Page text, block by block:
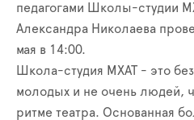
педагогами Школы-студии
Александра Николаева
мая в 14:00.
Школа-студия МХАТ - это
молодых и не очень людей,
ритме театра. Основанная